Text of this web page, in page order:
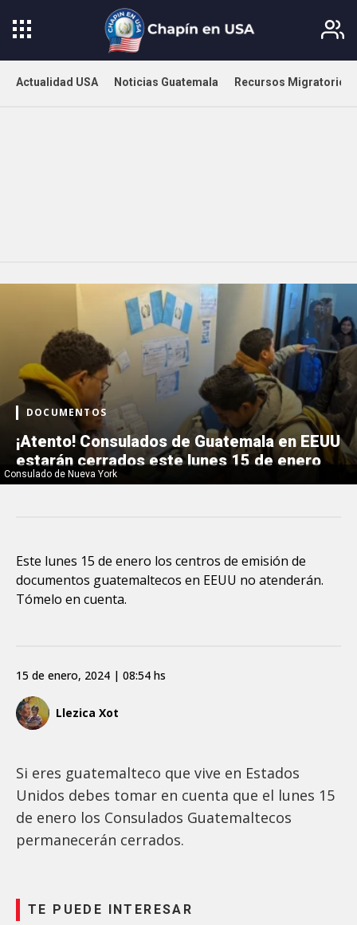
Actualidad USA Noticias Guatemala Recursos Migratorios
Consulado de Nueva York
DOCUMENTOS
¡Atento! Consulados de Guatemala en EEUU
estarán cerrados este lunes 15 de enero
Este lunes 15 de enero los centros de emisión de
documentos guatemaltecos en EEUU no atenderán.
Tómelo en cuenta.
Llezica Xot
15 de enero, 2024 | 08:54 hs
Si eres guatemalteco que vive en Estados
Unidos debes tomar en cuenta que el lunes 15
de enero los Consulados Guatemaltecos
permanecerán cerrados.
TE PUEDE INTERESAR